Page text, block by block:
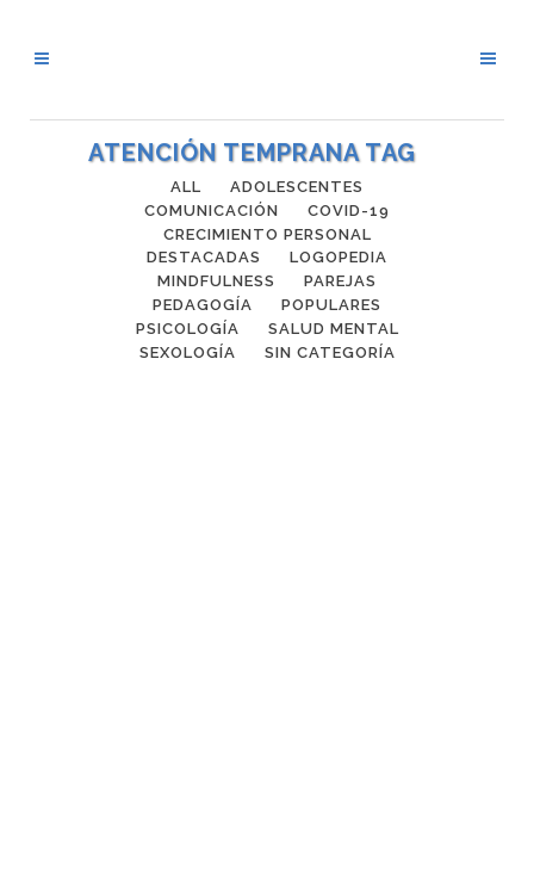
ATENCIÓN TEMPRANA TAG
ALL
ADOLESCENTES
COMUNICACIÓN
COVID-19
CRECIMIENTO PERSONAL
DESTACADAS
LOGOPEDIA
MINDFULNESS
PAREJAS
PEDAGOGÍA
POPULARES
PSICOLOGÍA
SALUD MENTAL
SEXOLOGÍA
SIN CATEGORÍA